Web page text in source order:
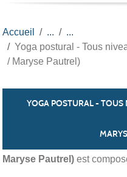
Accueil
Yoga postural - Tous
/ Maryse Pautrel)
YOGA POSTURAL -
Maryse Pautrel) est